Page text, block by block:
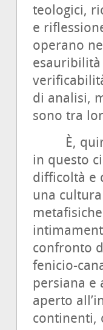
teologici,
e
operano
esauribilità
di analisi,
sono tra
È,
in questo
difficoltà e
una
confronto
fenicio-
persiana e
aperto
continenti,